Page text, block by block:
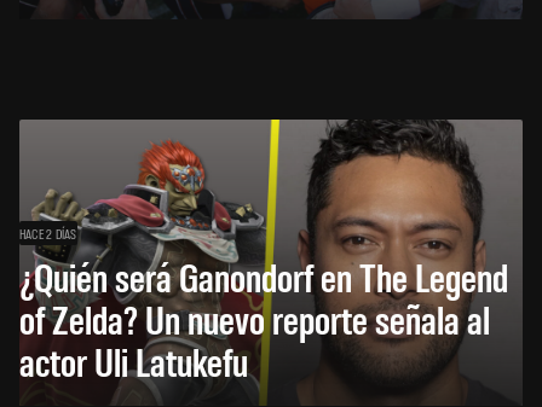
HACE 2 DÍAS
¿Quién será Ganondorf en The Legend
of Zelda? Un nuevo reporte señala al
actor Uli Latukefu